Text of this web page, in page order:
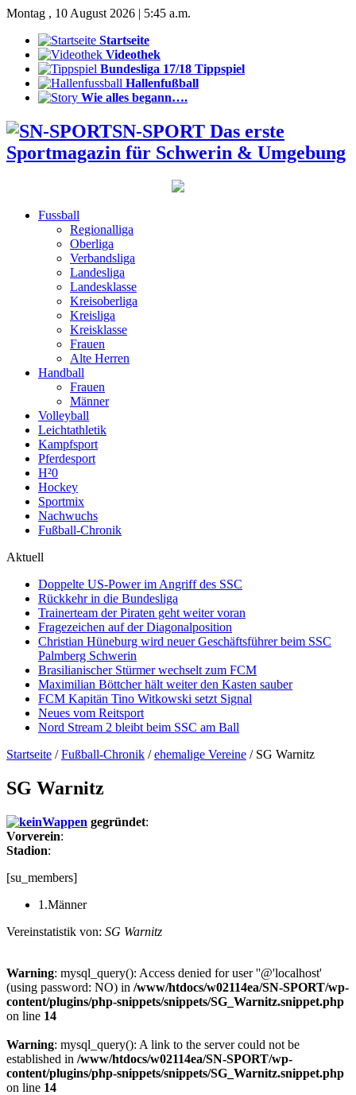
Montag , 10 August 2026 | 5:45 a.m.
Startseite
Videothek
Bundesliga 17/18 Tippspiel
Hallenfußball
Wie alles begann….
SN-SPORT Das erste
Sportmagazin für Schwerin & Umgebung
Fussball
Regionalliga
Oberliga
Verbandsliga
Landesliga
Landesklasse
Kreisoberliga
Kreisliga
Kreisklasse
Frauen
Alte Herren
Handball
Frauen
Männer
Volleyball
Leichtathletik
Kampfsport
Pferdesport
H²0
Hockey
Sportmix
Nachwuchs
Fußball-Chronik
Aktuell
Doppelte US-Power im Angriff des SSC
Rückkehr in die Bundesliga
Trainerteam der Piraten geht weiter voran
Fragezeichen auf der Diagonalposition
Christian Hüneburg wird neuer Geschäftsführer beim SSC
Palmberg Schwerin
Brasilianischer Stürmer wechselt zum FCM
Maximilian Böttcher hält weiter den Kasten sauber
FCM Kapitän Tino Witkowski setzt Signal
Neues vom Reitsport
Nord Stream 2 bleibt beim SSC am Ball
Startseite / Fußball-Chronik / ehemalige Vereine / SG Warnitz
SG Warnitz
gegründet:
Vorverein:
Stadion:
[su_members]
1.Männer
Vereinstatistik von: SG Warnitz
Warning: mysql_query(): Access denied for user ''@'localhost'
(using password: NO) in /www/htdocs/w02114ea/SN-SPORT/wp-
content/plugins/php-snippets/snippets/SG_Warnitz.snippet.php
on line 14
Warning: mysql_query(): A link to the server could not be
established in /www/htdocs/w02114ea/SN-SPORT/wp-
content/plugins/php-snippets/snippets/SG_Warnitz.snippet.php
on line 14